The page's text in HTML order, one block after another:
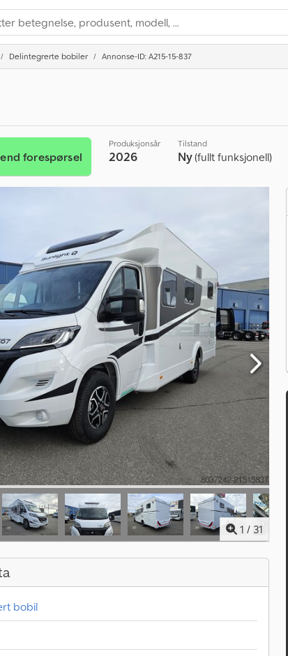
Delintegrerte bobiler Annonse-ID: A215-15-837
forespørsel
Produksjonsår
2026
Tilstand
Ny(fullt funksjonell)
1 / 31
bobil